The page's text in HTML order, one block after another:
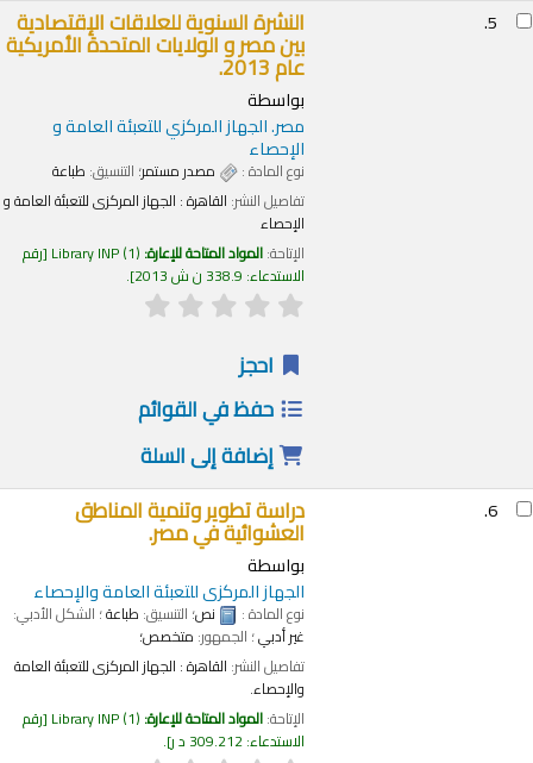
النشرة السنوية للعلاقات الإقتصادية
بين مصر و الولايات المتحدة الأمريكية
عام 2013.
بواسطة
مصر. الجهاز المركزي للتعبئة العامة و
الإحصاء
نوع المادة : مصدر مستمر؛ التنسيق:طباعة
تفاصيل النشر:القاهرة : الجهاز المركزى للتعبئة العامة و
الإحصاء
الإتاحة:المواد المتاحة للإعارة: Library INP(1)
رقم
الاستدعاء:338.9 ن ش 2013 .
احجز
حفظ في القوائم
إضافة إلى السلة
6. دراسة تطوير وتنمية المناطق
العشوائية في مصر.
بواسطة
الجهاز المركزى للتعبئة العامة والإحصاء
نوع المادة : نص؛ التنسيق:طباعة؛ الشكل الأدبي:
غير أدبي؛ الجمهور:متخصص؛
تفاصيل النشر:القاهرة : الجهاز المركزى للتعبئة العامة
والإحصاء.
الإتاحة:المواد المتاحة للإعارة: Library INP(1)
رقم
الاستدعاء:309.212 د ر .